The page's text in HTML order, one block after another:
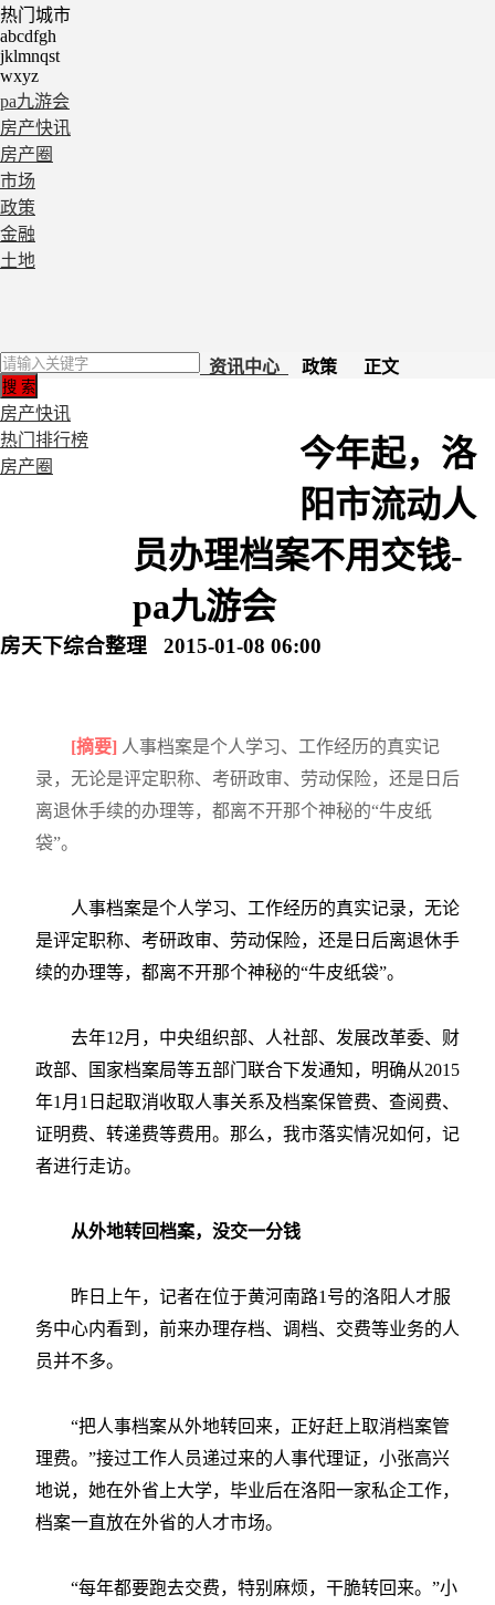
热门城市
abcdfgh
jklmnqst
wxyz
pa九游会
房产快讯
房产圈
市场
政策
金融
土地
房产快讯
热门排行榜
房产圈
资讯中心 政策 正文
今年起，洛
阳市流动人
员办理档案不用交钱-
pa九游会
房天下综合整理 2015-01-08 06:00
[摘要] 人事档案是个人学习、工作经历的真实记
录，无论是评定职称、考研政审、劳动保险，还是日后
离退休手续的办理等，都离不开那个神秘的“牛皮纸
袋”。
人事档案是个人学习、工作经历的真实记录，无论
是评定职称、考研政审、劳动保险，还是日后离退休手
续的办理等，都离不开那个神秘的“牛皮纸袋”。
去年12月，中央组织部、人社部、发展改革委、财
政部、国家档案局等五部门联合下发通知，明确从2015
年1月1日起取消收取人事关系及档案保管费、查阅费、
证明费、转递费等费用。那么，我市落实情况如何，记
者进行走访。
从外地转回档案，没交一分钱
昨日上午，记者在位于黄河南路1号的洛阳人才服
务中心内看到，前来办理存档、调档、交费等业务的人
员并不多。
“把人事档案从外地转回来，正好赶上取消档案管
理费。”接过工作人员递过来的人事代理证，小张高兴
地说，她在外省上大学，毕业后在洛阳一家私企工作，
档案一直放在外省的人才市场。
“每年都要跑去交费，特别麻烦，干脆转回来。”小